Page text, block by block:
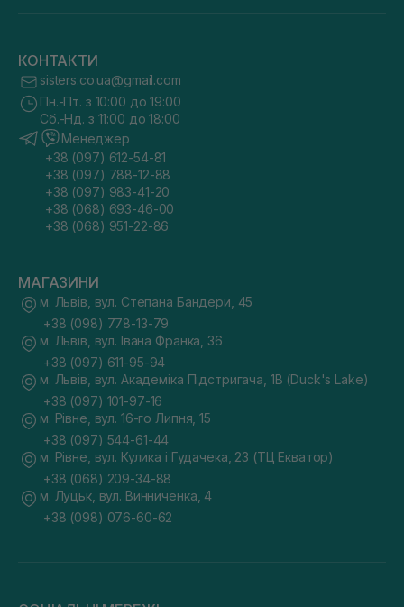
КОНТАКТИ
sisters.co.ua@gmail.com
Пн.-Пт. з 10:00 до 19:00
Сб.-Нд. з 11:00 до 18:00
Менеджер
+38 (097) 612-54-81
+38 (097) 788-12-88
+38 (097) 983-41-20
+38 (068) 693-46-00
+38 (068) 951-22-86
МАГАЗИНИ
м. Львів, вул. Степана Бандери, 45
+38 (098) 778-13-79
м. Львів, вул. Івана Франка, 36
+38 (097) 611-95-94
м. Львів, вул. Академіка Підстригача, 1В (Duck's Lake)
+38 (097) 101-97-16
м. Рівне, вул. 16-го Липня, 15
+38 (097) 544-61-44
м. Рівне, вул. Кулика і Гудачека, 23 (ТЦ Екватор)
+38 (068) 209-34-88
м. Луцьк, вул. Винниченка, 4
+38 (098) 076-60-62